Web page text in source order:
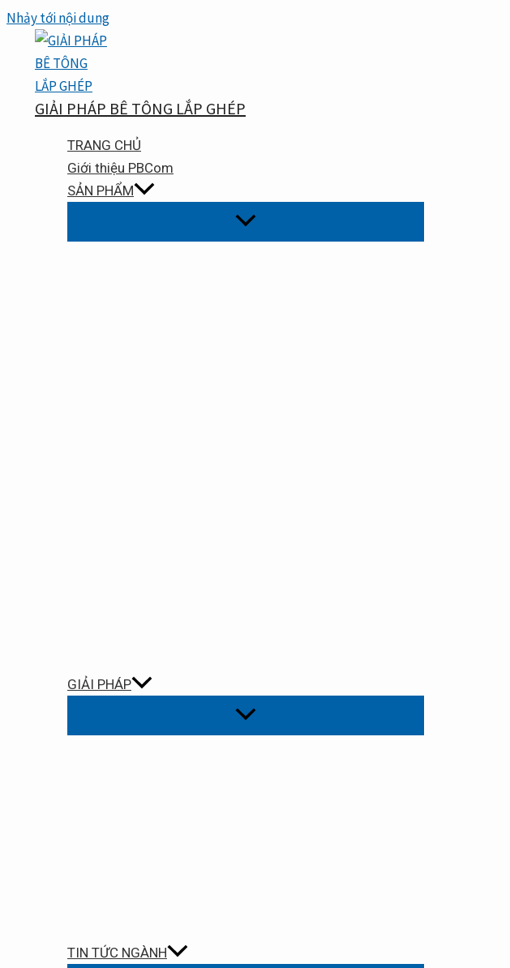
Nhảy tới nội dung
GIẢI PHÁP BÊ TÔNG LẮP GHÉP
TRANG CHỦ
Giới thiệu PBCom
SẢN PHẨM
GIẢI PHÁP
TIN TỨC NGÀNH